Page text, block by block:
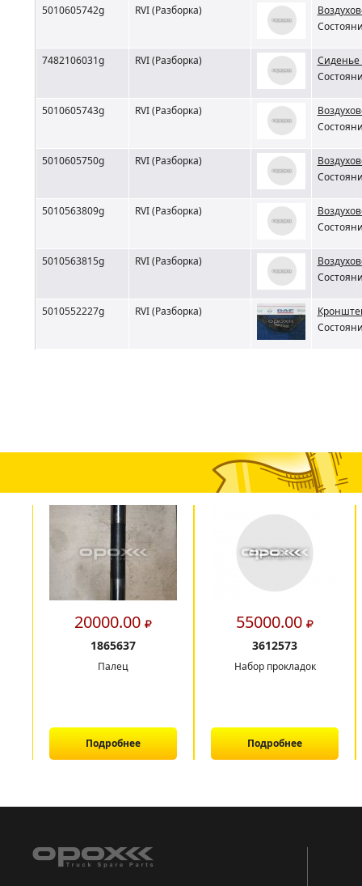
5010605742g RVI (Разборка)
7482106031g RVI (Разборка)
Сиденье
5010605743g RVI (Разборка)
5010605750g RVI (Разборка)
5010563809g RVI (Разборка)
5010563815g RVI (Разборка)
5010552227g RVI (Разборка)
20000.00
1865637
Палец
Подробнее
55000.00
3612573
Набор прокладок
Подробнее